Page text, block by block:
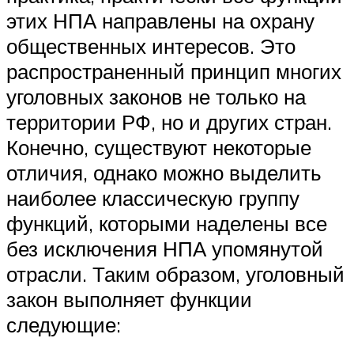
этих НПА направлены на охрану
общественных интересов. Это
распространенный принцип многих
уголовных законов не только на
территории РФ, но и других стран.
Конечно, существуют некоторые
отличия, однако можно выделить
наиболее классическую группу
функций, которыми наделены все
без исключения НПА упомянутой
отрасли. Таким образом, уголовный
закон выполняет функции
следующие: